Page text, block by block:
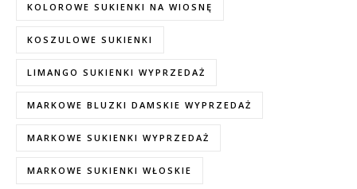
KOLOROWE SUKIENKI NA WIOSNĘ
KOSZULOWE SUKIENKI
LIMANGO SUKIENKI WYPRZEDAŻ
MARKOWE BLUZKI DAMSKIE WYPRZEDAŻ
MARKOWE SUKIENKI WYPRZEDAŻ
MARKOWE SUKIENKI WŁOSKIE